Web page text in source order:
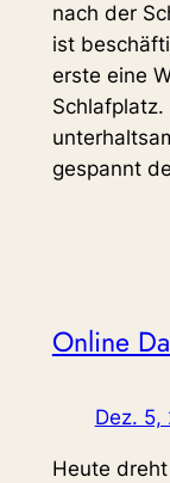
nach der
ist
erste eine
gespannt
Online
Dez. 5,
Heute